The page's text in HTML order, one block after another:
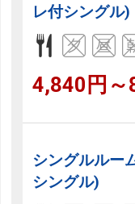
レ付シングル)
4,840円～
シングルルー
シングル)